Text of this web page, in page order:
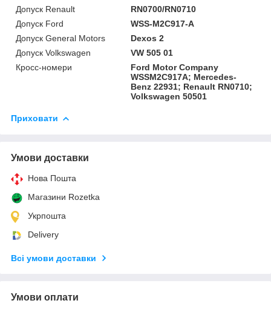
Допуск Renault
RN0700/RN0710
Допуск Ford
WSS-M2C917-A
Допуск General Motors
Dexos 2
Допуск Volkswagen
VW 505 01
Кросс-номери
Ford Motor Company
WSSM2C917A; Mercedes-
Benz 22931; Renault RN0710;
Volkswagen 50501
Приховати
Умови доставки
Нова Пошта
Магазини Rozetka
Укрпошта
Delivery
Всі умови доставки
Умови оплати